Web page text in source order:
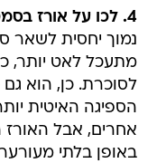
4. לכו על אורז בסמטי:
נמוך יחסית לשאר
מתעכל לאט יותר,
לסוכרת. כן, הוא
הספיגה האיטית
אחרים, אבל
באופן בלתי